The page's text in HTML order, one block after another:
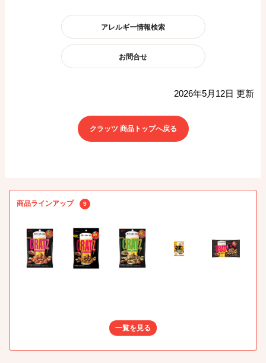
アレルギー情報検索
お問合せ
2026年5月12日 更新
クラッツ 商品トップへ戻る
商品ラインアップ 9
一覧を見る